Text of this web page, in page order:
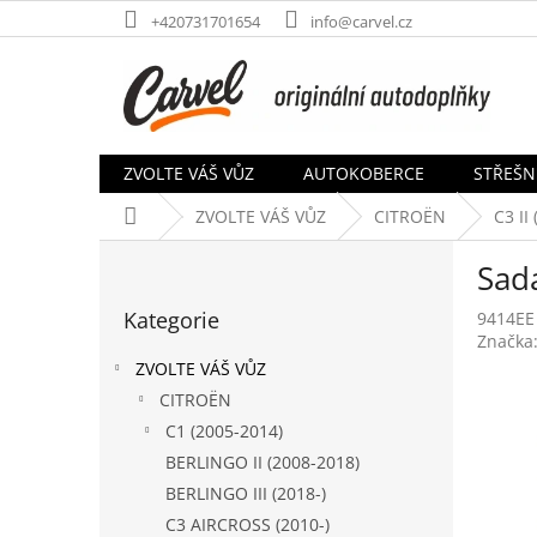
na
+420731701654 info@carvel.cz
ZVOLTE VÁŠ VŮZ AUTOKOBERCE
Domů ZVOLTE VÁŠ VŮZ CITROËN C3 II
kategorie
Kategorie
ZVOLTE VÁŠ VŮZ
CITROËN
C1 (2005-2014)
BERLINGO II (2008-2018)
BERLINGO III (2018-)
C3 AIRCROSS (2010-)
9414EE
Značka: